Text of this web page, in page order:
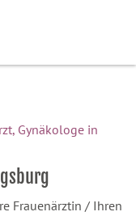
Gynäkologe in
Frauenärztin / Ihren